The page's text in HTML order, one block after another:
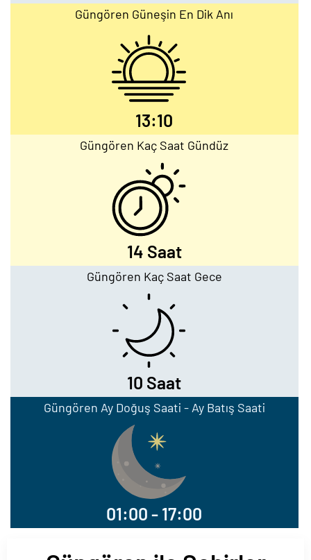
Güngören Güneşin En Dik Anı
13:10
Güngören Kaç Saat Gündüz
14 Saat
Güngören Kaç Saat Gece
10 Saat
Güngören Ay Doğuş Saati - Ay Batış Saati
01:00 - 17:00